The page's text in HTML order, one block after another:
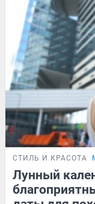
СТИЛЬ И КРАСОТА
Лунный